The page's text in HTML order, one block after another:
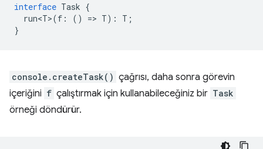
interface Task {
run<T>(f : () => T) : T ;
}
console.createTask() çağrısı, daha sonra görevin
içeriğini f çalıştırmak için kullanabileceğiniz bir Task
örneği döndürür.